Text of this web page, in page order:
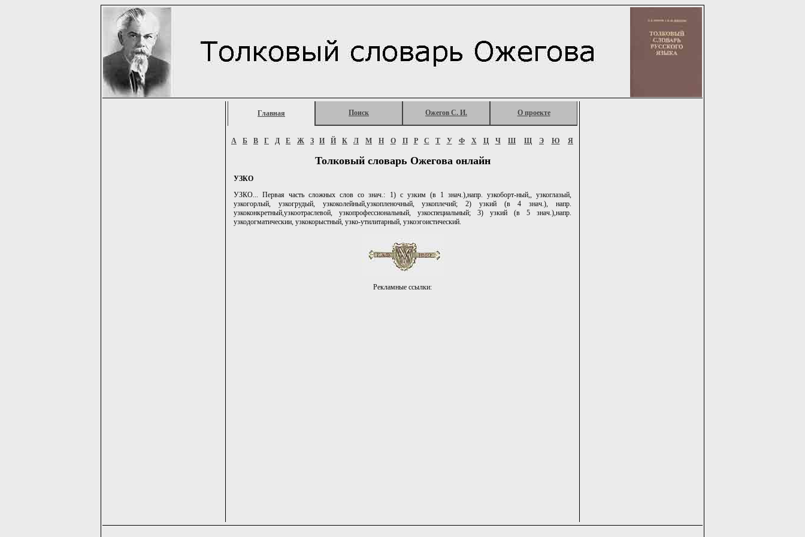
Главная Поиск Ожегов С. И. О проекте
А Б В Г Д Е Ж З И Й К Л М Н О П Р С Т У Ф Х Ц Ч Ш Щ Э Ю Я
Толковый словарь Ожегова онлайн
УЗКО
УЗКО... Первая часть сложных слов со знач.: 1) с узким (в 1 знач.),напр. узкоборт-ный,, узкоглазый,
узкогорлый, узкогрудый, узкоколейный,узкопленочный, узкоплечий; 2) узкий (в 4 знач.), напр.
узкоконкретный,узкоотраслевой, узкопрофессиональный, узкоспециальный; 3) узкий (в 5 знач.),напр.
узкодогматическии, узкокорыстный, узко-утилитарный, узкоэгоистический.
Рекламные ссылки: